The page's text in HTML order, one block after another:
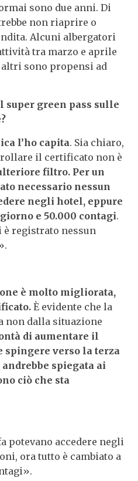
sono due anni. Di
non riaprire o
Alcuni albergatori
tra marzo e aprile
sono propensi ad
super green pass sulle
l’ho capita. Sia chiaro,
il certificato non è
filtro. Per un
necessario nessun
negli hotel, eppure
e 50.000 contagi.
è registrato nessun
è molto migliorata,
È evidente che la
non dalla situazione
di aumentare il
spingere verso la terza
andrebbe spiegata ai
ciò che sta
potevano accedere negli
ora tutto è cambiato a